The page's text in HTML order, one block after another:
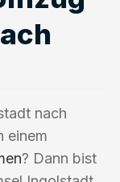
nach
einem
? Dann bist